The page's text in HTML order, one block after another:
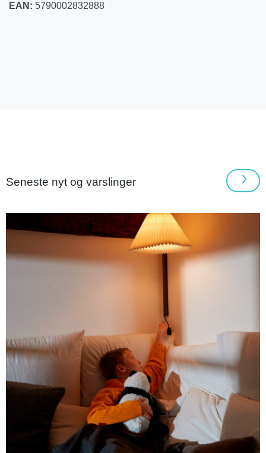
EAN: 5790002832888
Seneste nyt og varslinger